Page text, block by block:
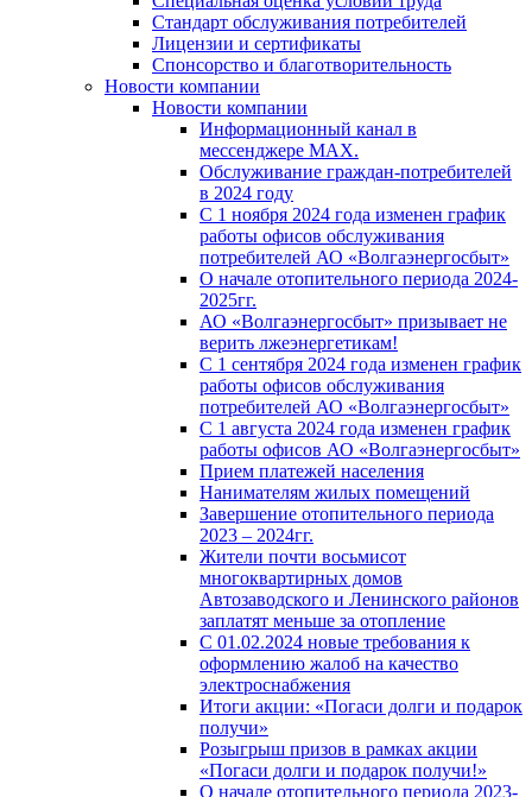
Стандарт обслуживания потребителей
Лицензии и сертификаты
Спонсорство и благотворительность
Новости компании
Новости компании
Информационный канал в
мессенджере MAX.
Обслуживание граждан-потребителей
в 2024 году
С 1 ноября 2024 года изменен график
работы офисов обслуживания
потребителей АО «Волгаэнергосбыт»
О начале отопительного периода 2024-
2025гг.
АО «Волгаэнергосбыт» призывает не
верить лжеэнергетикам!
С 1 сентября 2024 года изменен график
работы офисов обслуживания
потребителей АО «Волгаэнергосбыт»
С 1 августа 2024 года изменен график
работы офисов АО «Волгаэнергосбыт»
Прием платежей населения
Нанимателям жилых помещений
Завершение отопительного периода
2023 – 2024гг.
Жители почти восьмисот
многоквартирных домов
Автозаводского и Ленинского районов
заплатят меньше за отопление
С 01.02.2024 новые требования к
оформлению жалоб на качество
электроснабжения
Итоги акции: «Погаси долги и подарок
получи»
Розыгрыш призов в рамках акции
«Погаси долги и подарок получи!»
О начале отопительного периода 2023-